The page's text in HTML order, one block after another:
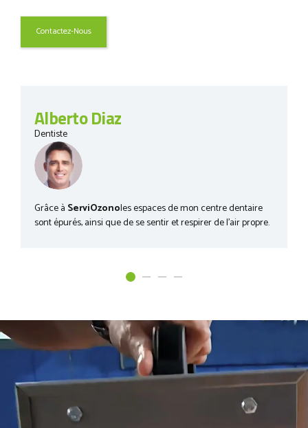
Contactez-Nous
Alberto Diaz
Dentiste
Grâce à ServiOzonoles espaces de mon centre dentaire
sont épurés, ainsi que de se sentir et respirer de l'air propre.